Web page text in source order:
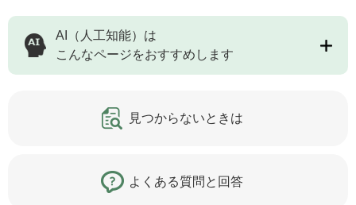
AI（人工知能）は
こんなページをおすすめします
見つからないときは
よくある質問と回答